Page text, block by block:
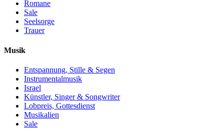
Romane
Sale
Seelsorge
Trauer
Musik
Entspannung, Stille & Segen
Instrumentalmusik
Israel
Künstler, Singer & Songwriter
Lobpreis, Gottesdienst
Musikalien
Sale